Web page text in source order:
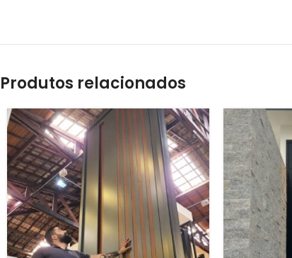
Produtos relacionados